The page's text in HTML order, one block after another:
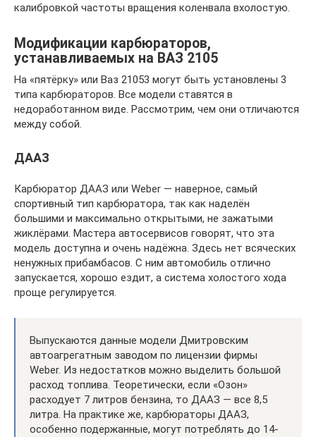
калибровкой частоты вращения коленвала вхолостую.
Модификации карбюраторов,
устанавливаемых на ВАЗ 2105
На «пятёрку» или Ваз 21053 могут быть установлены 3
типа карбюраторов. Все модели ставятся в
недоработанном виде. Рассмотрим, чем они отличаются
между собой.
ДААЗ
Карбюратор ДААЗ или Weber — наверное, самый
спортивный тип карбюратора, так как наделён
большими и максимально открытыми, не зажатыми
жиклёрами. Мастера автосервисов говорят, что эта
модель доступна и очень надёжна. Здесь нет всяческих
ненужных прибамбасов. С ним автомобиль отлично
запускается, хорошо ездит, а система холостого хода
проще регулируется.
Выпускаются данные модели Дмитровским
автоагрегатным заводом по лицензии фирмы
Weber. Из недостатков можно выделить большой
расход топлива. Теоретически, если «Озон»
расходует 7 литров бензина, то ДААЗ — все 8,5
литра. На практике же, карбюраторы ДААЗ,
особенно подержанные, могут потреблять до 14-